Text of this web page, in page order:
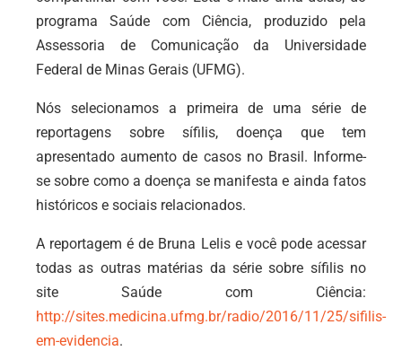
programa Saúde com Ciência, produzido pela
Assessoria de Comunicação da Universidade
Federal de Minas Gerais (UFMG).
Nós selecionamos a primeira de uma série de
reportagens sobre sífilis, doença que tem
apresentado aumento de casos no Brasil. Informe-
se sobre como a doença se manifesta e ainda fatos
históricos e sociais relacionados.
A reportagem é de Bruna Lelis e você pode acessar
todas as outras matérias da série sobre sífilis no
site Saúde com Ciência:
http://sites.medicina.ufmg.br/radio/2016/11/25/sifilis-
em-evidencia.